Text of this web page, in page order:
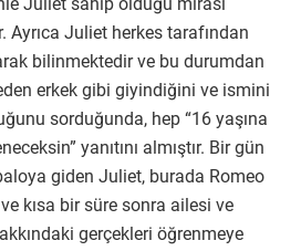
Juliet herkes tarafından
bilinmektedir ve bu durumdan
erkek gibi giyindiğini ve ismini
sorduğunda, hep “16 yaşına
yanıtını almıştır. Bir gün
giden Juliet, burada Romeo
kısa bir süre sonra ailesi ve
gerçekleri öğrenmeye